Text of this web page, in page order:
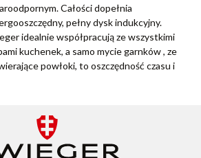
Całości dopełnia
pełny dysk indukcyjny.
idealnie współpracują ze wszystkimi
kuchenek, a samo mycie garnków , ze
powłoki, to oszczędność czasu i